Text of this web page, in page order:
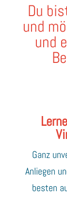
Du
und
und
Ganz
Anliegen
besten